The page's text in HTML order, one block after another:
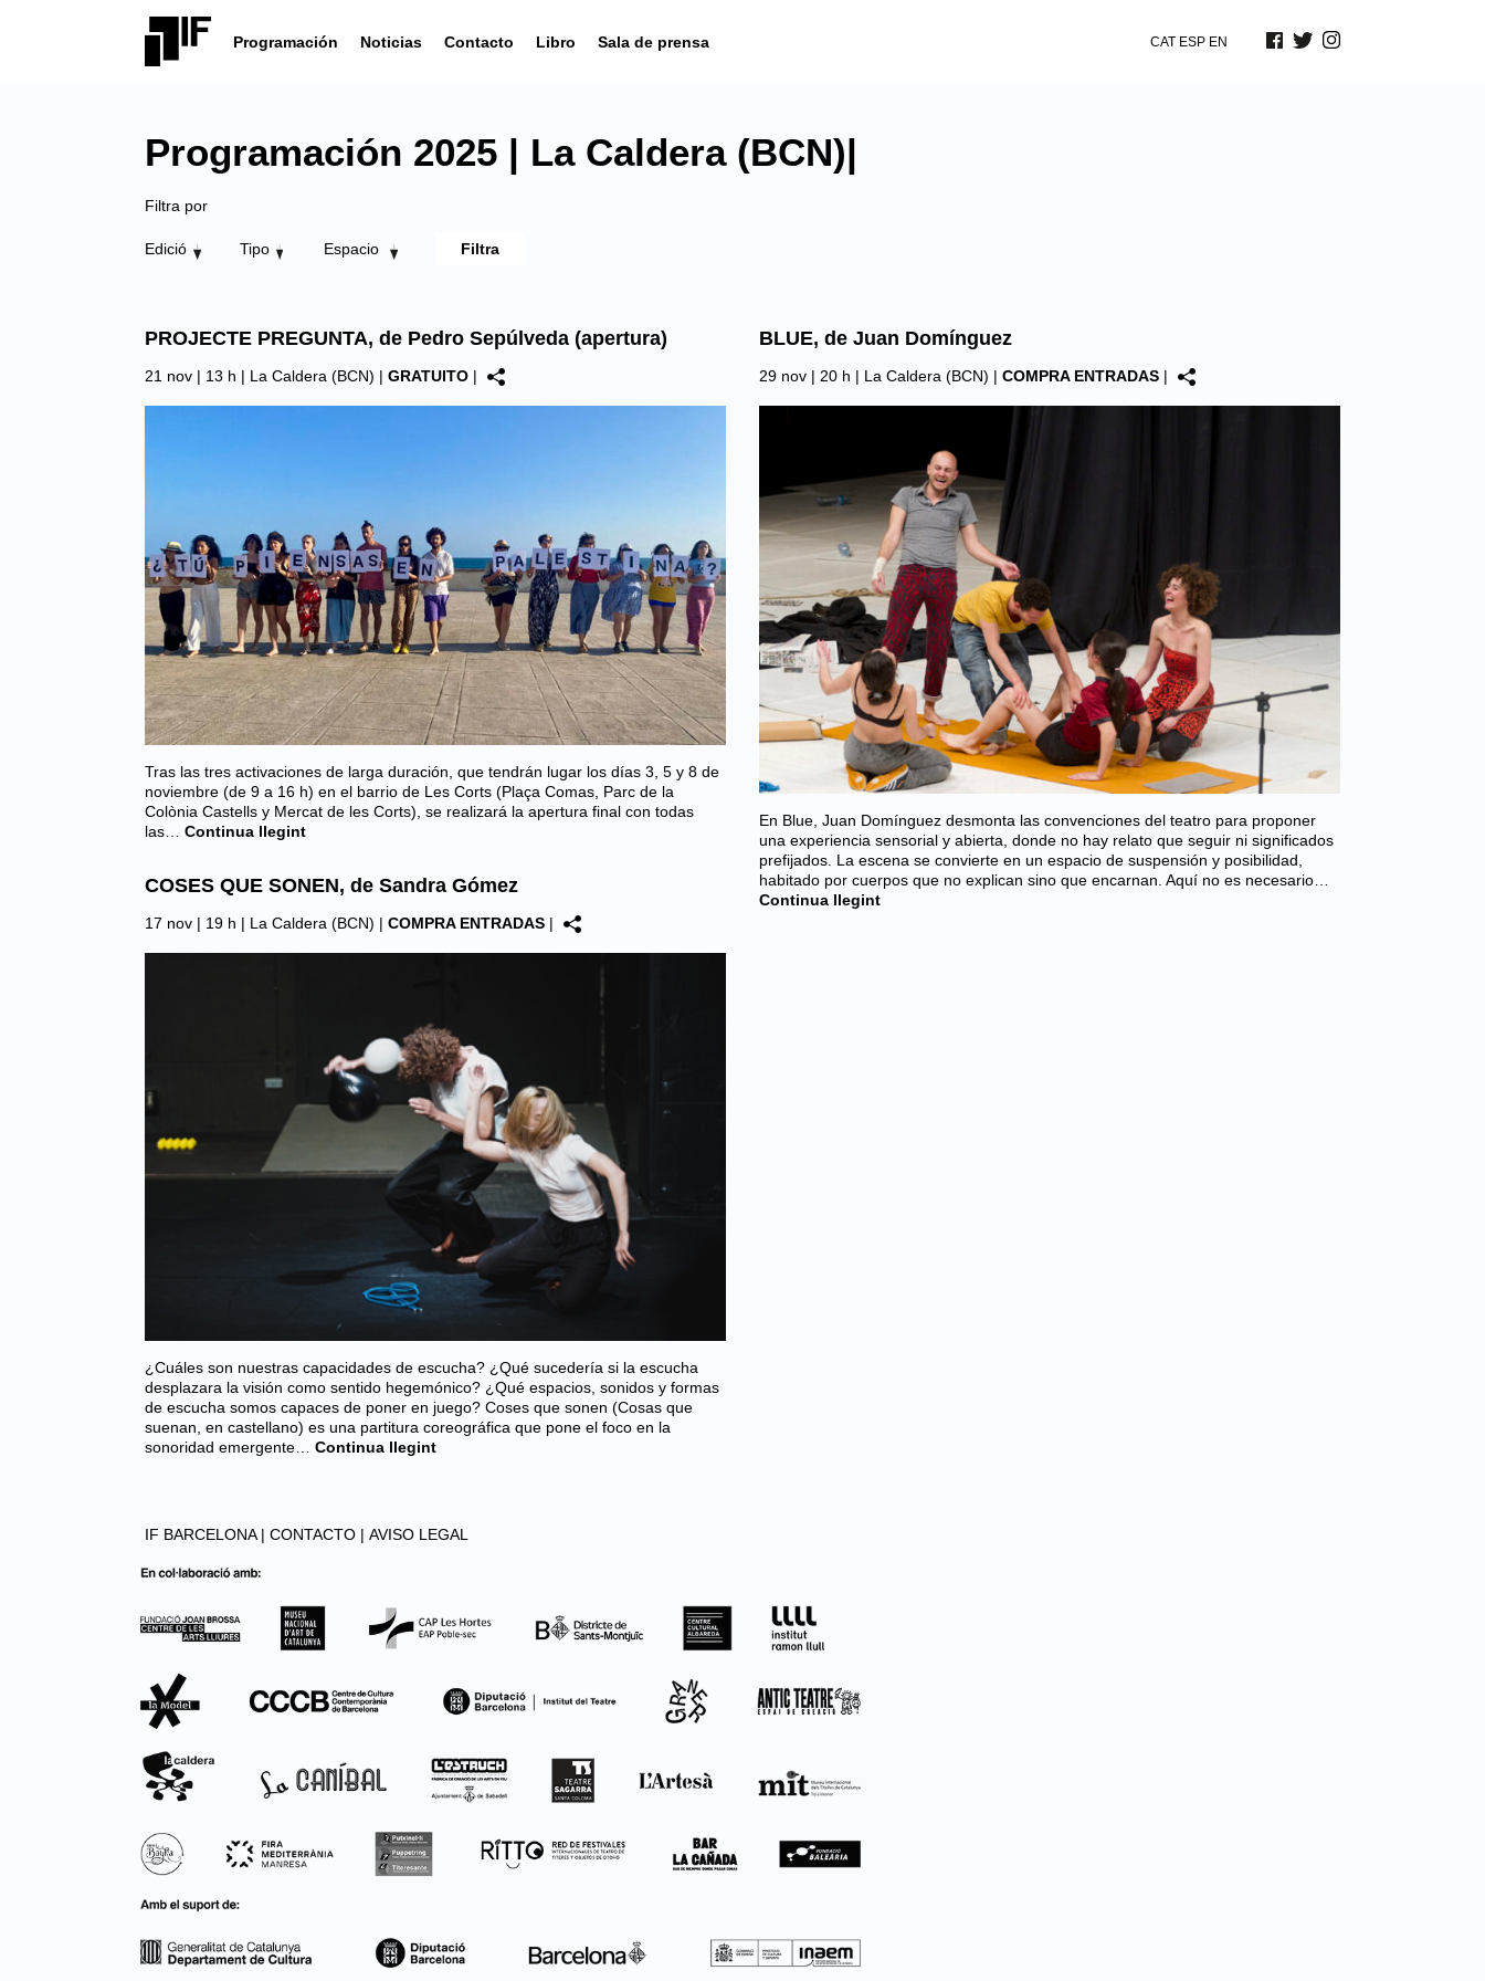
Programación Noticias Contacto Libro Sala de prensa CAT ESP EN
Programación 2025 | La Caldera (BCN)|
Filtra por
Edició Tipo Espacio
PROJECTE PREGUNTA, de Pedro Sepúlveda (apertura)
21 nov | 13 h | La Caldera (BCN) | GRATUITO |
Tras las tres activaciones de larga duración, que tendrán lugar los días 3, 5 y 8 de
noviembre (de 9 a 16 h) en el barrio de Les Corts (Plaça Comas, Parc de la
Colònia Castells y Mercat de les Corts), se realizará la apertura final con todas
las…
Continua llegint
BLUE, de Juan Domínguez
29 nov | 20 h | La Caldera (BCN) | COMPRA ENTRADAS |
En Blue, Juan Domínguez desmonta las convenciones del teatro para proponer
una experiencia sensorial y abierta, donde no hay relato que seguir ni significados
prefijados. La escena se convierte en un espacio de suspensión y posibilidad,
habitado por cuerpos que no explican sino que encarnan. Aquí no es necesario…
Continua llegint
COSES QUE SONEN, de Sandra Gómez
17 nov | 19 h | La Caldera (BCN) | COMPRA ENTRADAS |
¿Cuáles son nuestras capacidades de escucha? ¿Qué sucedería si la escucha
desplazara la visión como sentido hegemónico? ¿Qué espacios, sonidos y formas
de escucha somos capaces de poner en juego? Coses que sonen (Cosas que
suenan, en castellano) es una partitura coreográfica que pone el foco en la
sonoridad emergente…
Continua llegint
IF BARCELONA | CONTACTO | AVISO LEGAL